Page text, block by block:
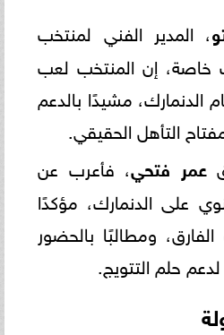
، المدير الفني لمنتخب
إن المنتخب لعب
الدنمارك، مشيدًا بالدعم
التأهل الحقيقي.
عمر فتحي، فأعرب عن
على الدنمارك، مؤكدًا
ومطالبًا بالحضور
حلم التتويج.